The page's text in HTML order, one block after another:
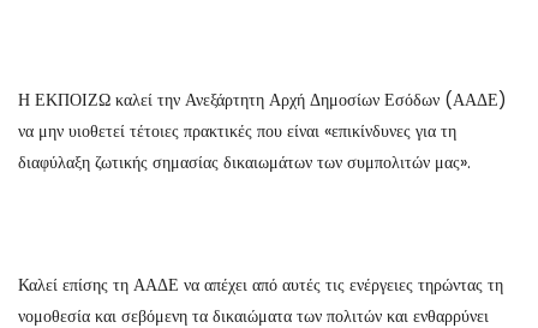
Η ΕΚΠΟΙΖΩ καλεί την Ανεξάρτητη Αρχή Δημοσίων Εσόδων (ΑΑΔΕ)
να μην υιοθετεί τέτοιες πρακτικές που είναι «επικίνδυνες για τη
διαφύλαξη ζωτικής σημασίας δικαιωμάτων των συμπολιτών μας».
Καλεί επίσης τη ΑΑΔΕ να απέχει από αυτές τις ενέργειες τηρώντας τη
νομοθεσία και σεβόμενη τα δικαιώματα των πολιτών και ενθαρρύνει